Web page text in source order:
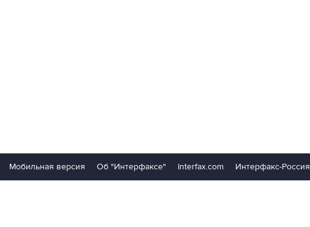
Мобильная версия Об "Интерфаксе" Interfax.com Интерфакс-Россия